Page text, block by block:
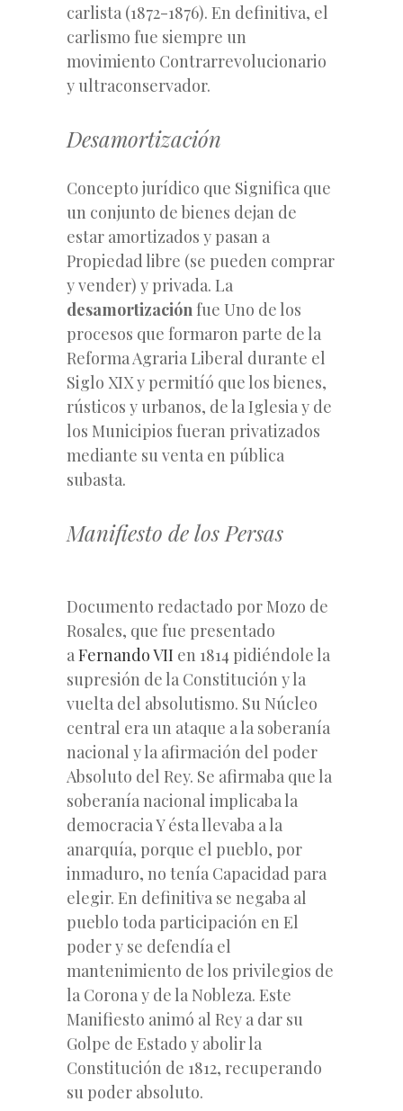
carlista (1872-1876). En definitiva, el
carlismo fue siempre un
movimiento Contrarrevolucionario
y ultraconservador.
Desamortización
Concepto jurídico que Significa que
un conjunto de bienes dejan de
estar amortizados y pasan a
Propiedad libre (se pueden comprar
y vender) y privada. La
desamortizaciónfue Uno de los
procesos que formaron parte de la
Reforma Agraria Liberal durante el
Siglo XIX y permitíó que los bienes,
rústicos y urbanos, de la Iglesia y de
los Municipios fueran privatizados
mediante su venta en pública
subasta.
Manifiesto de los Persas
Documento redactado por Mozo de
Rosales, que fue presentado
aFernando VII en 1814 pidiéndole la
supresión de la Constitución y la
vuelta del absolutismo. Su Núcleo
central era un ataque a la soberanía
nacional y la afirmación del poder
Absoluto del Rey. Se afirmaba que la
soberanía nacional implicaba la
democracia Y ésta llevaba a la
anarquía, porque el pueblo, por
inmaduro, no tenía Capacidad para
elegir. En definitiva se negaba al
pueblo toda participación en El
poder y se defendía el
mantenimiento de los privilegios de
la Corona y de la Nobleza. Este
Manifiesto animó al Rey a dar su
Golpe de Estado y abolir la
Constitución de 1812, recuperando
su poder absoluto.